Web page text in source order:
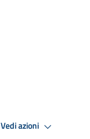
Vedi azioni